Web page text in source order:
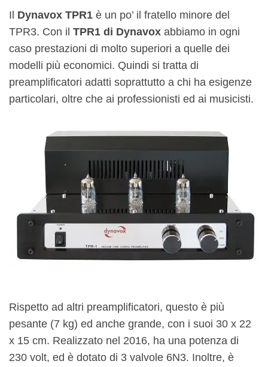
Il Dynavox TPR1 è un po’ il fratello minore del
TPR3. Con il TPR1 di Dynavox abbiamo in ogni
caso prestazioni di molto superiori a quelle dei
modelli più economici. Quindi si tratta di
preamplificatori adatti soprattutto a chi ha esigenze
particolari, oltre che ai professionisti ed ai musicisti.
Rispetto ad altri preamplificatori, questo è più
pesante (7 kg) ed anche grande, con i suoi 30 x 22
x 15 cm. Realizzato nel 2016, ha una potenza di
230 volt, ed è dotato di 3 valvole 6N3. Inoltre, è